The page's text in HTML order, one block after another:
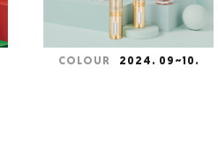
COLOUR 2024. 07~08.